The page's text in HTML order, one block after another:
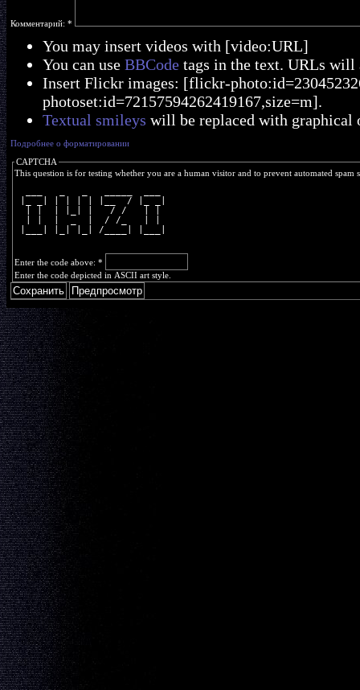
Комментарий: *
You may insert videos with [video:URL]
You can use BBCode tags in the text. URLs
Insert Flickr images: [flickr-
photoset:id=72157594262419167,size=m].
Textual smileys will be replaced with graphical
Подробнее о форматировании
CAPTCHA
This question is for testing whether you are a human visitor and to prevent automated spam
|_ _| | | | | |__  / |_ _|
  | |  | |_| |   / /   | |
  | |  |  _  |  / /_   | |
|___| |_| |_| /____| |___|
Enter the code above: *
Enter the code depicted in ASCII art style.